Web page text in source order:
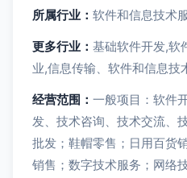
所属行业： 软件和信息技术
更多行业： 基础软件开发,软
业,信息传输、软件和信息技
经营范围： 一般项目：软件
发、技术咨询、技术交流、
批发；鞋帽零售；日用百货
销售；数字技术服务；网络